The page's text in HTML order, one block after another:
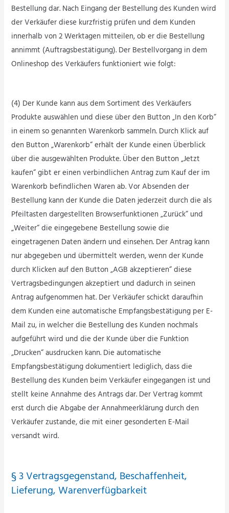
Bestellung dar. Nach Eingang der Bestellung des Kunden wird
der Verkäufer diese kurzfristig prüfen und dem Kunden
innerhalb von 2 Werktagen mitteilen, ob er die Bestellung
annimmt (Auftragsbestätigung). Der Bestellvorgang in dem
Onlineshop des Verkäufers funktioniert wie folgt:
(4) Der Kunde kann aus dem Sortiment des Verkäufers
Produkte auswählen und diese über den Button „In den Korb“
in einem so genannten Warenkorb sammeln. Durch Klick auf
den Button „Warenkorb“ erhält der Kunde einen Überblick
über die ausgewählten Produkte. Über den Button „Jetzt
kaufen“ gibt er einen verbindlichen Antrag zum Kauf der im
Warenkorb befindlichen Waren ab. Vor Absenden der
Bestellung kann der Kunde die Daten jederzeit durch die als
Pfeiltasten dargestellten Browserfunktionen „Zurück“ und
„Weiter“ die eingegebene Bestellung sowie die
eingetragenen Daten ändern und einsehen. Der Antrag kann
nur abgegeben und übermittelt werden, wenn der Kunde
durch Klicken auf den Button „AGB akzeptieren“ diese
Vertragsbedingungen akzeptiert und dadurch in seinen
Antrag aufgenommen hat. Der Verkäufer schickt daraufhin
dem Kunden eine automatische Empfangsbestätigung per E-
Mail zu, in welcher die Bestellung des Kunden nochmals
aufgeführt wird und die der Kunde über die Funktion
„Drucken“ ausdrucken kann. Die automatische
Empfangsbestätigung dokumentiert lediglich, dass die
Bestellung des Kunden beim Verkäufer eingegangen ist und
stellt keine Annahme des Antrags dar. Der Vertrag kommt
erst durch die Abgabe der Annahmeerklärung durch den
Verkäufer zustande, die mit einer gesonderten E-Mail
versandt wird.
§ 3 Vertragsgegenstand, Beschaffenheit,
Lieferung, Warenverfügbarkeit